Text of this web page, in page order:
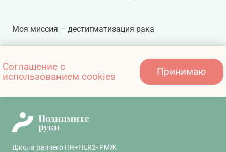
Моя миссия – дестигматизация рака
Как помочь близкому в период проведения
химиотерапии: общие вопросы
Школа раннего HR+HER2- РМЖ
Соглашение с
использованием cookies
Принимаю